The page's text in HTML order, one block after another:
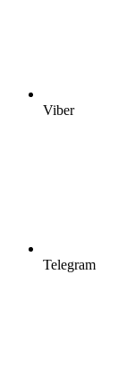
Viber
Telegram